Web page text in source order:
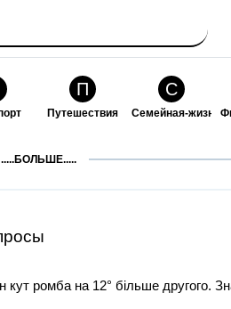
П
Путешествия
С
Семейная-жизнь
.....БОЛЬШЕ.....
кут ромба на 12° більше другого.